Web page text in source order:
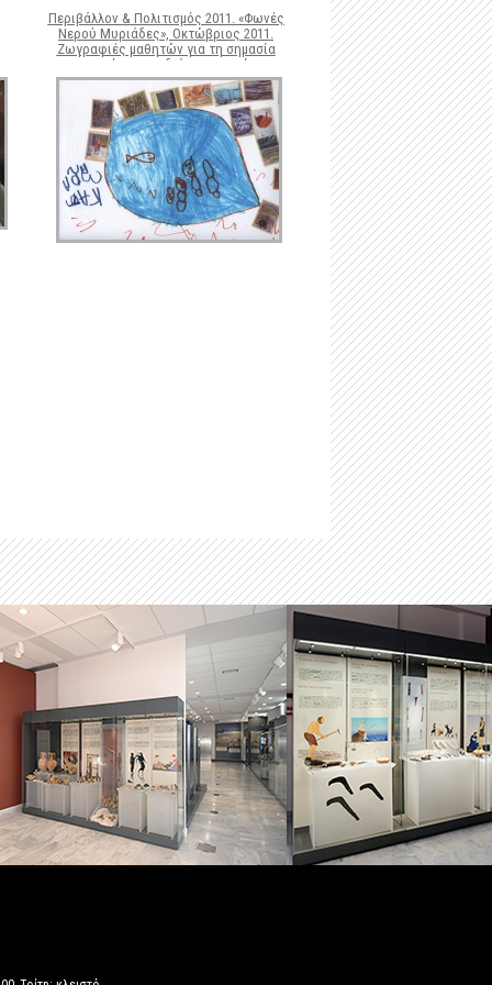
-Ταφικό ηρώο στα Μάρμαρα Ζερβοχωρίου
-Οχυρό Αγίου Δονάτου Ζερβοχωρίου
Περιβάλλον & Πολιτισμός 2011. «Φωνές
Νερού Μυριάδες», Οκτώβριος 2011.
Ζωγραφιές μαθητών για τη σημασία
του νερού και τις διάφορες χρήσεις
του κατά την αρχαιότητα.